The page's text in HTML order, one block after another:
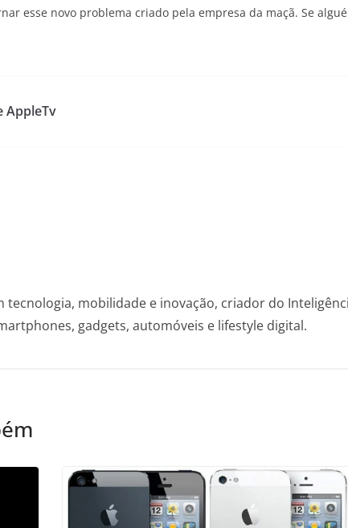
esse novo problema criado pela empresa da maçã. Se
AppleTv
tecnologia, mobilidade e inovação, criador do
gadgets, automóveis e lifestyle digital.